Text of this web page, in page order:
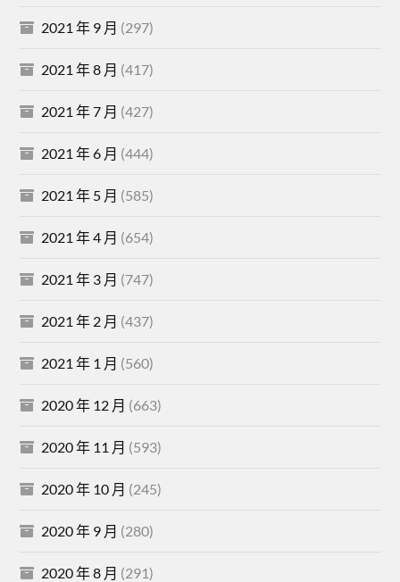
2021 年 9 月 (297)
2021 年 8 月 (417)
2021 年 7 月 (427)
2021 年 6 月 (444)
2021 年 5 月 (585)
2021 年 4 月 (654)
2021 年 3 月 (747)
2021 年 2 月 (437)
2021 年 1 月 (560)
2020 年 12 月 (663)
2020 年 11 月 (593)
2020 年 10 月 (245)
2020 年 9 月 (280)
2020 年 8 月 (291)